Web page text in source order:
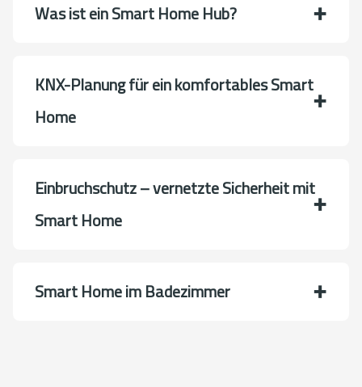
Was ist ein Smart Home Hub?
KNX-Planung für ein komfortables Smart
Home
Einbruchschutz – vernetzte Sicherheit mit
Smart Home
Smart Home im Badezimmer